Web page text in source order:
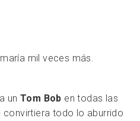
mil veces más.
un Tom Bob en todas las
convirtiera todo lo aburrido